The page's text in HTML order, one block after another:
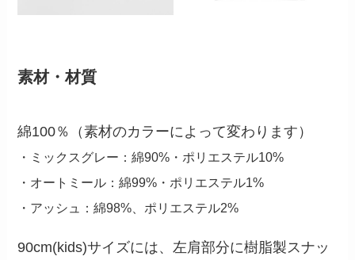
素材・材質
綿100％（素材のカラーによって変わります）
・ミックスグレー：綿90%・ポリエステル10%
・オートミール：綿99%・ポリエステル1%
・アッシュ：綿98%、ポリエステル2%
90cm(kids)サイズには、左肩部分に樹脂製スナッ